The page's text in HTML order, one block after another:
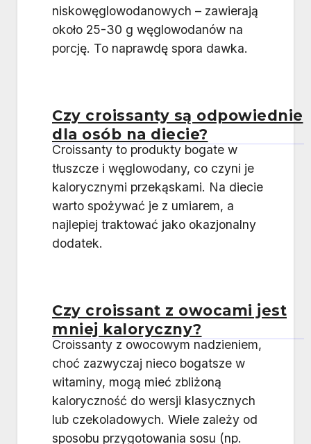
niskowęglowodanowych – zawierają
około 25-30 g węglowodanów na
porcję. To naprawdę spora dawka.
Czy croissanty są odpowiednie
dla osób na diecie?
Croissanty to produkty bogate w
tłuszcze i węglowodany, co czyni je
kalorycznymi przekąskami. Na diecie
warto spożywać je z umiarem, a
najlepiej traktować jako okazjonalny
dodatek.
Czy croissant z owocami jest
mniej kaloryczny?
Croissanty z owocowym nadzieniem,
choć zazwyczaj nieco bogatsze w
witaminy, mogą mieć zbliżoną
kaloryczność do wersji klasycznych
lub czekoladowych. Wiele zależy od
sposobu przygotowania sosu (np.